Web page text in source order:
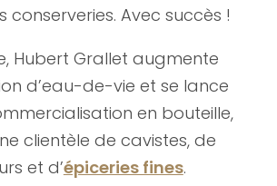
conserveries. Avec succès !
Hubert Grallet augmente
d’eau-de-vie et se lance
en bouteille,
clientèle de cavistes, de
et d’épiceries fines.